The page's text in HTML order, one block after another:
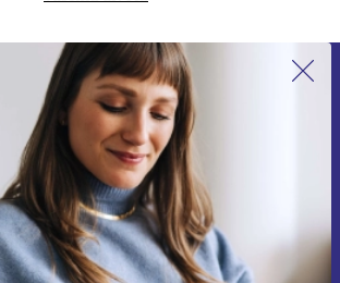
Přihlas se k odběru našich novinek a
ušetři 400 Kč!
Už nikdy nepromeškej žádnou nabídku.
Chci voucher